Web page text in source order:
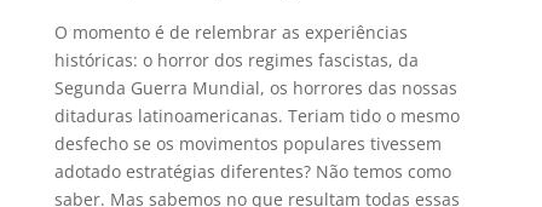
O momento é de relembrar as experiências
históricas: o horror dos regimes fascistas, da
Segunda Guerra Mundial, os horrores das nossas
ditaduras latinoamericanas. Teriam tido o mesmo
desfecho se os movimentos populares tivessem
adotado estratégias diferentes? Não temos como
saber. Mas sabemos no que resultam todas essas